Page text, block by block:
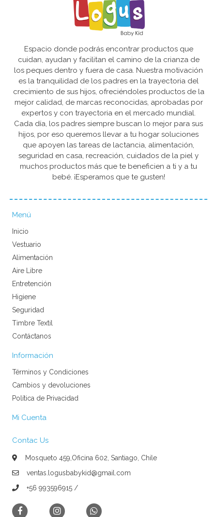
Espacio donde podrás encontrar productos que
cuidan, ayudan y facilitan el camino de la crianza de
los peques dentro y fuera de casa. Nuestra motivación
es la tranquilidad de los padres en la trayectoria del
crecimiento de sus hijos, ofreciéndoles productos de la
mejor calidad, de marcas reconocidas, aprobadas por
expertos y con trayectoria en el mercado mundial.
Cada día, los padres siempre buscan lo mejor para sus
hijos, por eso queremos llevar a tu hogar soluciones
que apoyen las tareas de lactancia, alimentación,
seguridad en casa, recreación, cuidados de la piel y
muchos productos más que te beneficien a ti y a tu
bebé. ¡Esperamos que te gusten!
Menú
Inicio
Vestuario
Alimentación
Aire Libre
Entretención
Higiene
Seguridad
Timbre Textil
Contáctanos
Información
Términos y Condiciones
Cambios y devoluciones
Política de Privacidad
Mi Cuenta
Contac Us
Mosqueto 459,Oficina 602, Santiago, Chile
ventas.logusbabykid@gmail.com
+56 993596915 /